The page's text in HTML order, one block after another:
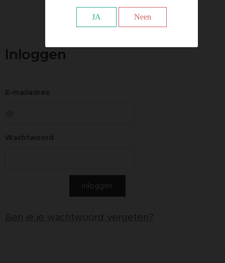
JA Neen
Inloggen
Inloggen
Ben je je wachtwoord vergeten?